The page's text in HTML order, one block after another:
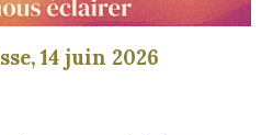
14 juin 2026